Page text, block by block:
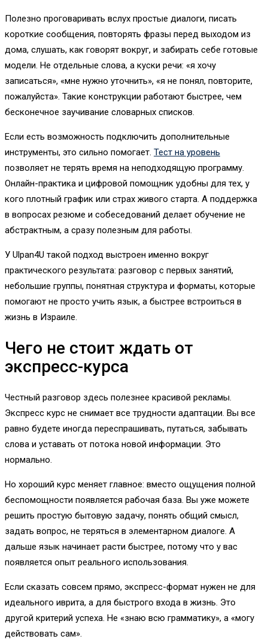
Полезно проговаривать вслух простые диалоги, писать
короткие сообщения, повторять фразы перед выходом из
дома, слушать, как говорят вокруг, и забирать себе готовые
модели. Не отдельные слова, а куски речи: «я хочу
записаться», «мне нужно уточнить», «я не понял, повторите,
пожалуйста». Такие конструкции работают быстрее, чем
бесконечное заучивание словарных списков.
Если есть возможность подключить дополнительные
инструменты, это сильно помогает. Тест на уровень
позволяет не терять время на неподходящую программу.
Онлайн-практика и цифровой помощник удобны для тех, у
кого плотный график или страх живого старта. А поддержка
в вопросах резюме и собеседований делает обучение не
абстрактным, а сразу полезным для работы.
У Ulpan4U такой подход выстроен именно вокруг
практического результата: разговор с первых занятий,
небольшие группы, понятная структура и форматы, которые
помогают не просто учить язык, а быстрее встроиться в
жизнь в Израиле.
Чего не стоит ждать от
экспресс-курса
Честный разговор здесь полезнее красивой рекламы.
Экспресс курс не снимает все трудности адаптации. Вы все
равно будете иногда переспрашивать, путаться, забывать
слова и уставать от потока новой информации. Это
нормально.
Но хороший курс меняет главное: вместо ощущения полной
беспомощности появляется рабочая база. Вы уже можете
решить простую бытовую задачу, понять общий смысл,
задать вопрос, не теряться в элементарном диалоге. А
дальше язык начинает расти быстрее, потому что у вас
появляется опыт реального использования.
Если сказать совсем прямо, экспресс-формат нужен не для
идеального иврита, а для быстрого входа в жизнь. Это
другой критерий успеха. Не «знаю всю грамматику», а «могу
действовать сам».